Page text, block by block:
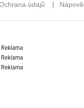
Reklama
Reklama
Reklama